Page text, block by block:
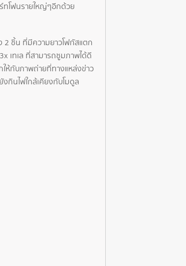
ทโฟนรายใหญ่ๆอีกด้วย
2 ชิ้น ที่มีความยาวโฟกัสแตก
เทเล ที่สามารถซูมภาพได้ดี
ห้กับภาพถ่ายที่ทางแหล่งข่าว
กินไฟใกล้เคียงกับโมดูล